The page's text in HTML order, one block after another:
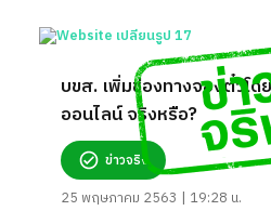
บขส. เพิ่มช่องทางจองตั๋วโ
ออนไลน์ จริงหรือ?
ข่าวจริง
25 พฤษภาคม 2563 | 19:28 น.